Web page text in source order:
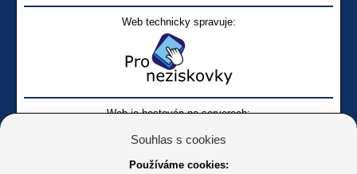
Web technicky spravuje:
Web je hostován na serverech:
Souhlas s cookies
Používáme cookies: